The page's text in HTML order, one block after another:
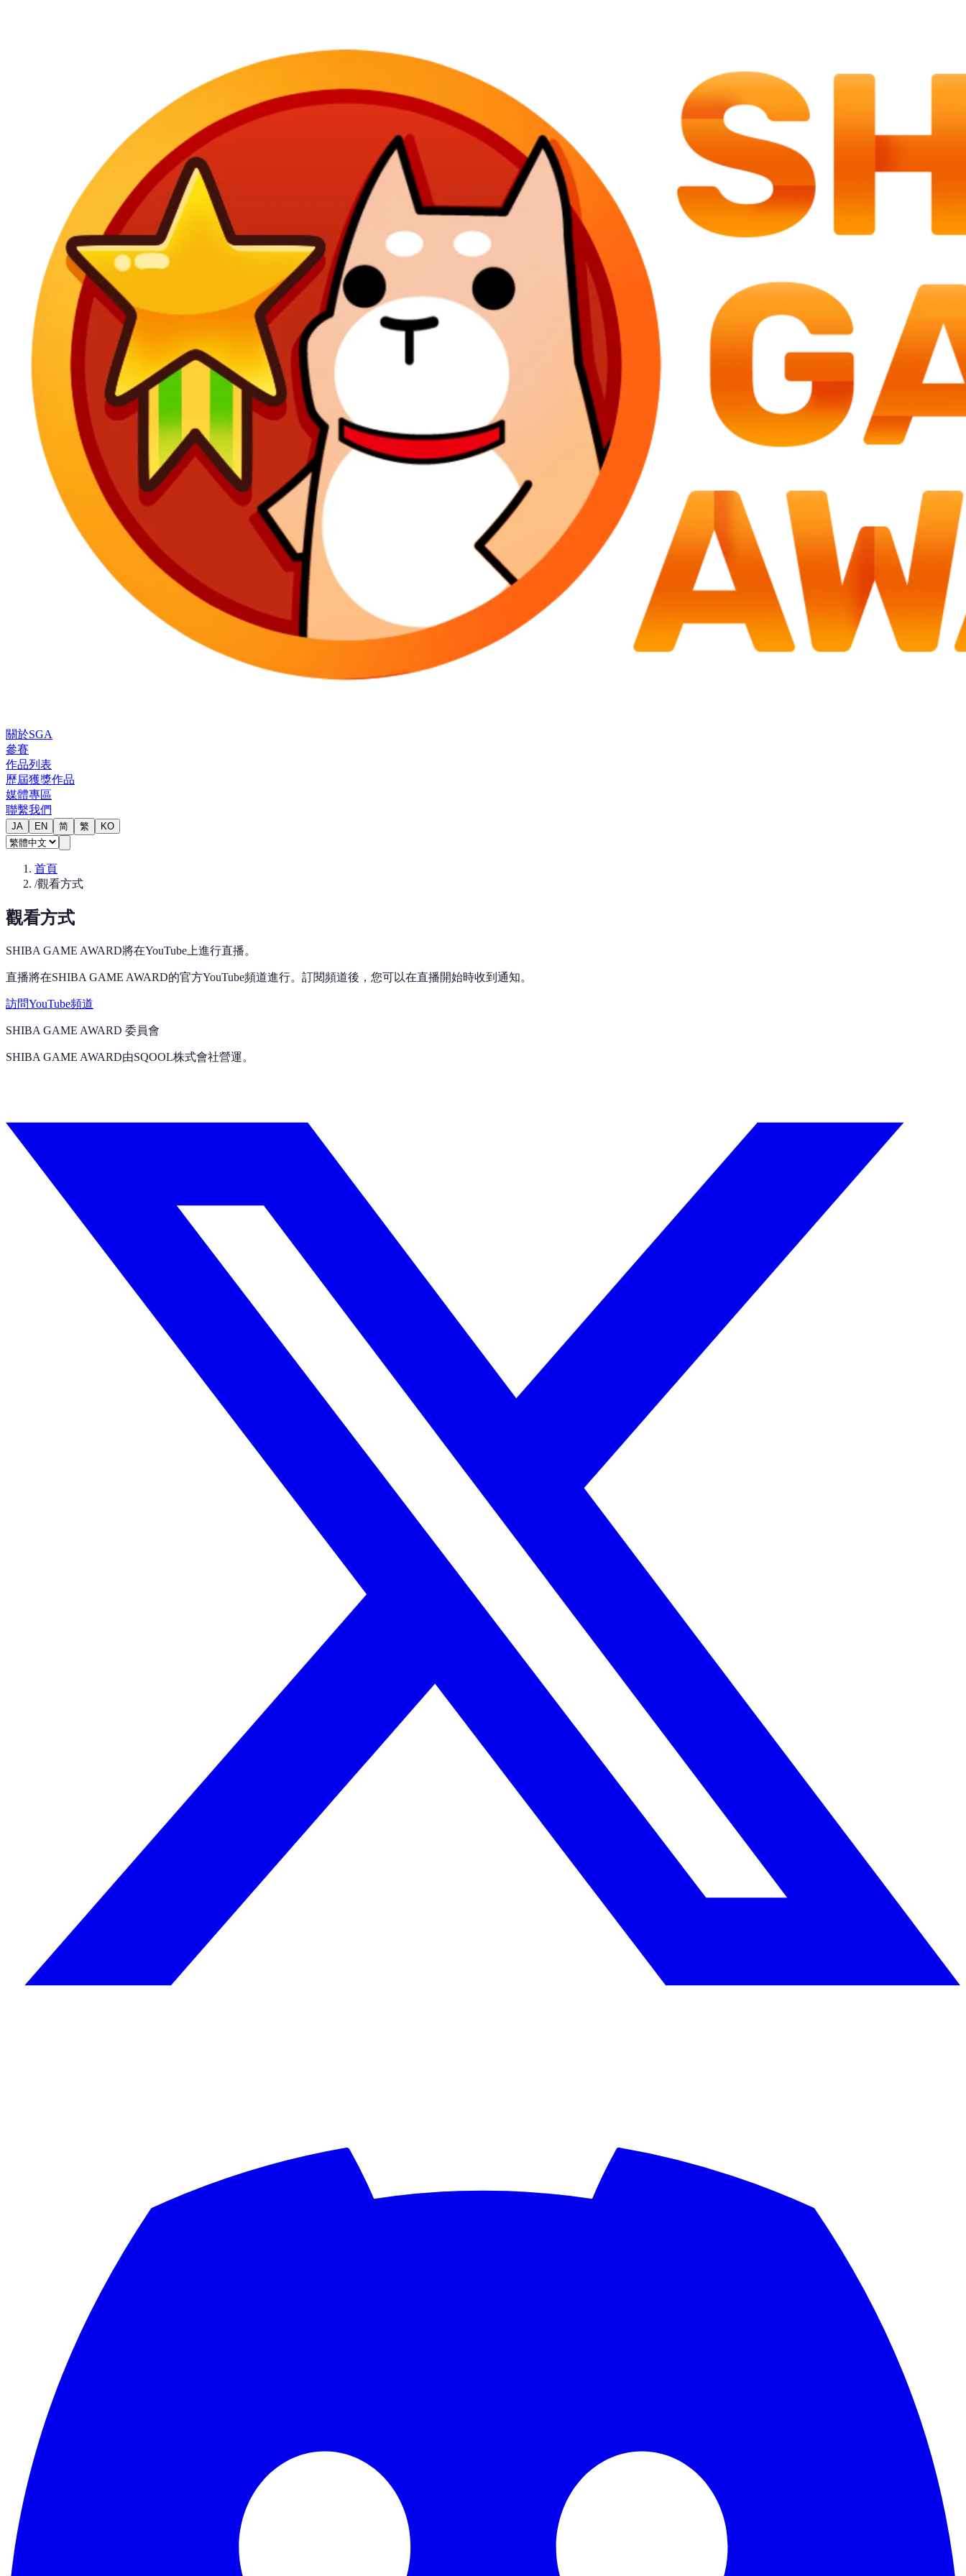
關於SGA
參賽
作品列表
歷屆獲獎作品
媒體專區
聯繫我們
JA EN 简 繁 KO
首頁
/觀看方式
觀看方式
SHIBA GAME AWARD將在YouTube上進行直播。
直播將在SHIBA GAME AWARD的官方YouTube頻道進行。訂閱頻道後，您可以在直播開始時收到通知。
訪問YouTube頻道
SHIBA GAME AWARD 委員會
SHIBA GAME AWARD由SQOOL株式會社營運。